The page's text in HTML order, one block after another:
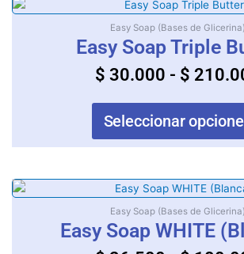
Easy Soap (Bases de Glicerina)
Easy Soap Triple
$ 30.000 - $
Seleccionar
Easy Soap (Bases de Glicerina)
Easy Soap WHITE